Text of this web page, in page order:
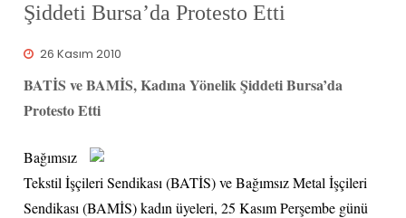
Şiddeti Bursa’da Protesto Etti
26 Kasım 2010
BATİS ve BAMİS, Kadına Yönelik Şiddeti Bursa’da
Protesto Etti
Bağımsız
Tekstil İşçileri Sendikası (BATİS) ve Bağımsız Metal İşçileri
Sendikası (BAMİS) kadın üyeleri, 25 Kasım Perşembe günü